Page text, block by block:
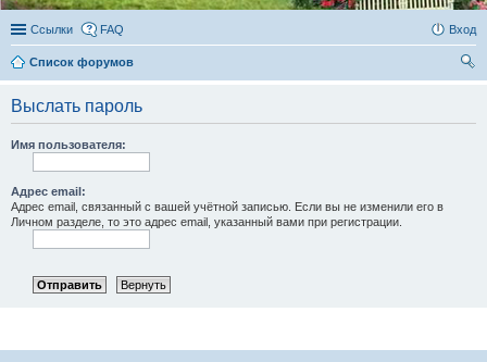
Ссылки FAQ Вход
Список форумов
Выслать пароль
Имя пользователя:
Адрес email:
Адрес email, связанный с вашей учётной записью. Если вы не изменили его в
Личном разделе, то это адрес email, указанный вами при регистрации.